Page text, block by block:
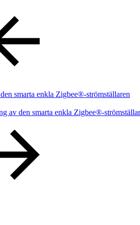
smarta enkla Zigbee®-strömställaren
av den smarta enkla Zigbee®-